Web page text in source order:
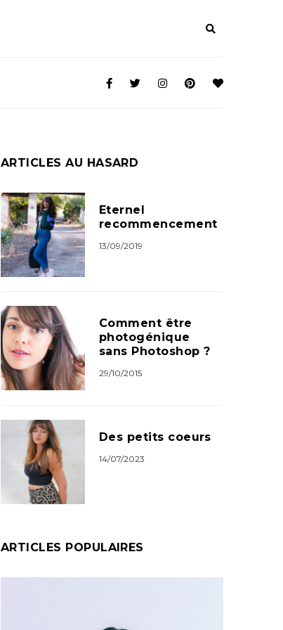
ARTICLES AU HASARD
Eternel
recommencement
13/09/2019
Comment être
photogénique
sans Photoshop ?
29/10/2015
Des petits coeurs
14/07/2023
ARTICLES POPULAIRES